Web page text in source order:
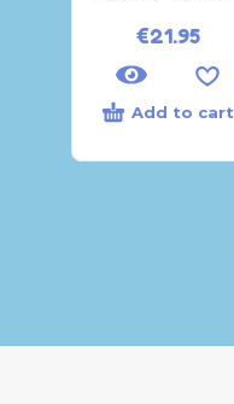
€21.95
Add to cart